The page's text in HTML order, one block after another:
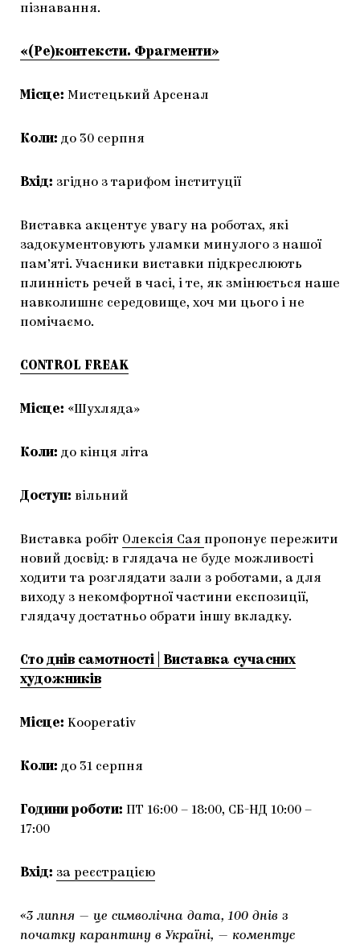
пізнавання.
«(Ре)контексти. Фрагменти»
Місце: Мистецький Арсенал
Коли: до 30 серпня
Вхід: згідно з тарифом інституції
Виставка акцентує увагу на роботах, які
задокументовують уламки минулого з нашої
пам’яті. Учасники виставки підкреслюють
плинність речей в часі, і те, як змінюється наше
навколишнє середовище, хоч ми цього і не
помічаємо.
CONTROL FREAK
Місце: «Шухляда»
Коли: до кінця літа
Доступ: вільний
Виставка робіт Олексія Сая пропонує пережити
новий досвід: в глядача не буде можливості
ходити та розглядати зали з роботами, а для
виходу з некомфортної частини експозиції,
глядачу достатньо обрати іншу вкладку.
Сто днів самотності | Виставка сучасних
художників
Місце: Kooperativ
Коли: до 31 серпня
Години роботи: ПТ 16:00 – 18:00, СБ-НД 10:00 –
17:00
Вхід: за реєстрацією
«3 липня — це символічна дата, 100 днів з
початку карантину в Україні, — коментує